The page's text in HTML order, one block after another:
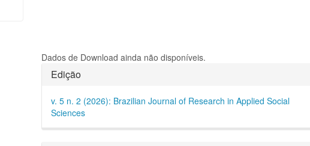
Dados de Download ainda não disponíveis.
Detalhes
do
artigo
Edição
v. 5 n. 2 (2026): Brazilian Journal of Research in Applied Social
Sciences